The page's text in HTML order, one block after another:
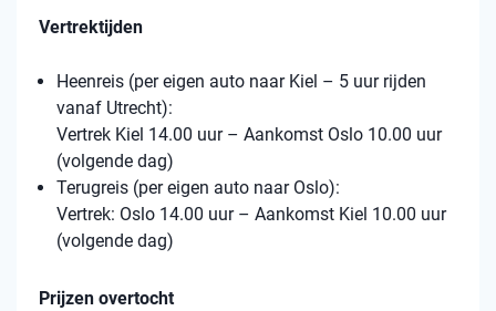
Vertrektijden
Heenreis (per eigen auto naar Kiel – 5 uur rijden
vanaf Utrecht):
Vertrek Kiel 14.00 uur – Aankomst Oslo 10.00 uur
(volgende dag)
Terugreis (per eigen auto naar Oslo):
Vertrek: Oslo 14.00 uur – Aankomst Kiel 10.00 uur
(volgende dag)
Prijzen overtocht